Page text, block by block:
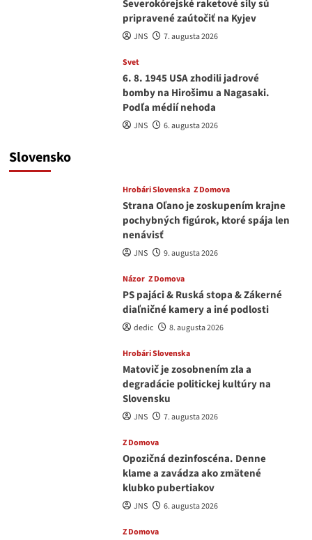
Severokórejské raketové sily sú
pripravené zaútočiť na Kyjev
JNS 7. augusta 2026
Svet
6. 8. 1945 USA zhodili jadrové
bomby na Hirošimu a Nagasaki.
Podľa médií nehoda
JNS 6. augusta 2026
Slovensko
Hrobári Slovenska Z Domova
Strana Oľano je zoskupením krajne
pochybných figúrok, ktoré spája len
nenávisť
JNS 9. augusta 2026
Názor Z Domova
PS pajáci & Ruská stopa & Zákerné
diaľničné kamery a iné podlosti
dedic 8. augusta 2026
Hrobári Slovenska
Matovič je zosobnením zla a
degradácie politickej kultúry na
Slovensku
JNS 7. augusta 2026
Z Domova
Opozičná dezinfoscéna. Denne
klame a zavádza ako zmätené
klubko pubertiakov
JNS 6. augusta 2026
Z Domova